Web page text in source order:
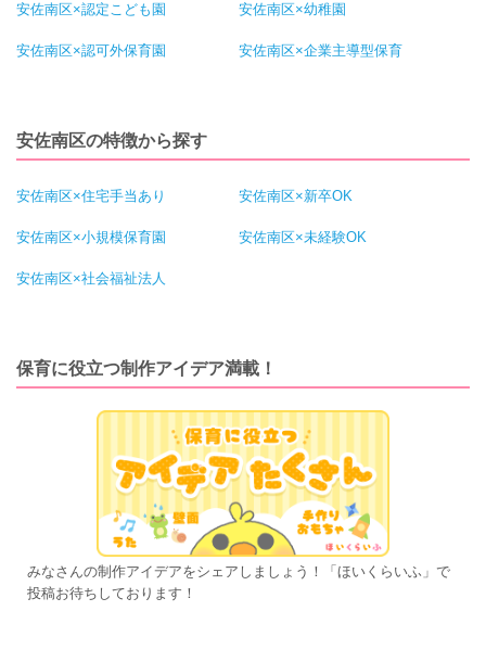
安佐南区×認定こども園 安佐南区×幼稚園
安佐南区×認可外保育園 安佐南区×企業主導型保育
安佐南区の特徴から探す
安佐南区×住宅手当あり 安佐南区×新卒OK
安佐南区×小規模保育園 安佐南区×未経験OK
安佐南区×社会福祉法人
保育に役立つ制作アイデア満載！
みなさんの制作アイデアをシェアしましょう！「ほいくらいふ」で
投稿お待ちしております！